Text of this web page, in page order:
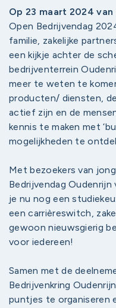
Op 23 maart 2024
Open Bedrijvendag
familie, zakelijke
een kijkje achter de
bedrijventerrein
meer te weten te
producten/ diensten,
actief zijn en de
kennis te maken met
mogelijkheden te
Met bezoekers van
Bedrijvendag
je nu nog een
een carrièreswitch,
gewoon nieuwsgierig
voor iedereen!
Samen met de
Bedrijvenkring
puntjes te organiseren